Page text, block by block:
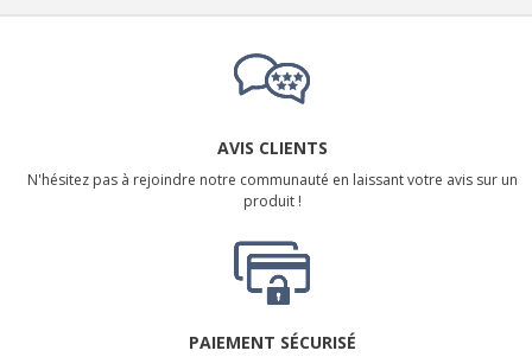
AVIS CLIENTS
N'hésitez pas à rejoindre notre communauté en laissant votre avis sur un
produit !
PAIEMENT SÉCURISÉ